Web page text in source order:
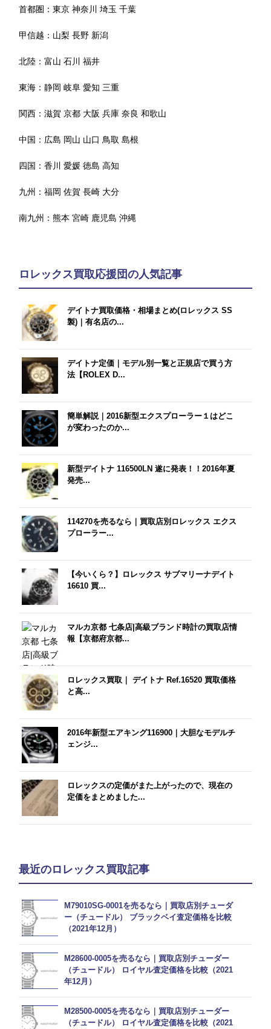
首都圏：東京 神奈川 埼玉 千葉
甲信越： 山梨 長野 新潟
北陸：富山 石川 福井
東海：静岡 岐阜 愛知 三重
関西：滋賀 京都 大阪 兵庫 奈良 和歌山
中国： 広島 岡山 山口 鳥取 島根
四国：香川 愛媛 徳島 高知
九州：福岡 佐賀 長崎 大分
南九州：熊本 宮崎 鹿児島 沖縄
ロレックス買取応援団の人気記事
デイトナ買取価格・相場まとめ(ロレックス SS
製)｜有名店の...
デイトナ定価｜モデル別一覧と正規店で買う方
法【ROLEX D...
簡単解説｜2016新型エクスプローラー１はどこ
が変わったのか...
新型デイトナ 116500LN 遂に発表！！2016年夏
発売...
114270を売るなら｜買取店別ロレックス エクス
プローラー...
【今いくら？】ロレックス サブマリーナデイト
16610 買...
マルカ京都 七条店|高級ブランド時計の買取店情
報【京都府京都...
ロレックス買取｜ デイトナ Ref.16520 買取価格
と高...
2016年新型エアキング116900｜大胆なモデルチ
ェンジ...
ロレックスの定価がまた上がったので、現在の
定価をまとめました...
最近のロレックス買取記事
M79010SG-0001を売るなら｜買取店別チューダ
ー（チュードル） ブラックベイ査定価格を比較
（2021年12月）
M28600-0005を売るなら｜買取店別チューダー
（チュードル） ロイヤル査定価格を比較（2021
年12月）
M28500-0005を売るなら｜買取店別チューダー
（チュードル） ロイヤル査定価格を比較（2021